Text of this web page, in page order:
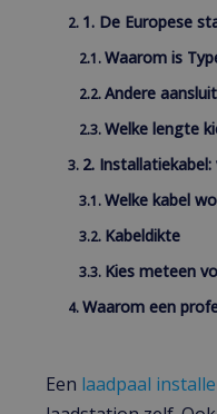
1. De Europese
Waarom is
Andere
Welke lengte
2.
Welke kabel
Kabeldikte
Kies meteen
Waarom een
Een laadpaal